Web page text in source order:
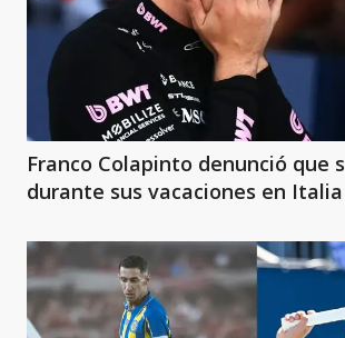
Franco Colapinto denunció que
durante sus vacaciones en Italia